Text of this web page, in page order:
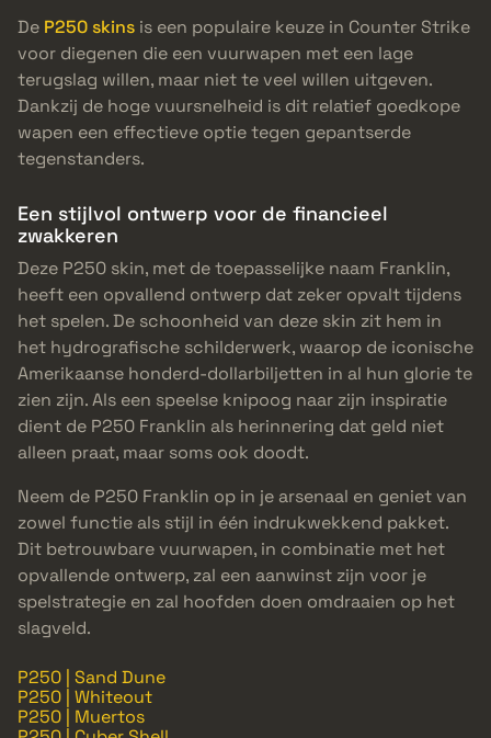
De P250 skins is een populaire keuze in Counter Strike
voor diegenen die een vuurwapen met een lage
terugslag willen, maar niet te veel willen uitgeven.
Dankzij de hoge vuursnelheid is dit relatief goedkope
wapen een effectieve optie tegen gepantserde
tegenstanders.
Een stijlvol ontwerp voor de financieel
zwakkeren
Deze P250 skin, met de toepasselijke naam Franklin,
heeft een opvallend ontwerp dat zeker opvalt tijdens
het spelen. De schoonheid van deze skin zit hem in
het hydrografische schilderwerk, waarop de iconische
Amerikaanse honderd-dollarbiljetten in al hun glorie te
zien zijn. Als een speelse knipoog naar zijn inspiratie
dient de P250 Franklin als herinnering dat geld niet
alleen praat, maar soms ook doodt.
Neem de P250 Franklin op in je arsenaal en geniet van
zowel functie als stijl in één indrukwekkend pakket.
Dit betrouwbare vuurwapen, in combinatie met het
opvallende ontwerp, zal een aanwinst zijn voor je
spelstrategie en zal hoofden doen omdraaien op het
slagveld.
P250 | Sand Dune
P250 | Whiteout
P250 | Muertos